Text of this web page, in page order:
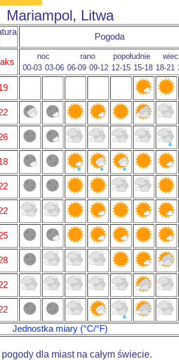
Mariampol, Litwa
Pogoda
noc rano popołudnie
00-03 03-06 06-09 09-12 12-15 15-18 18-21
Jednostka miary (°C/°F)
dla miast na całym świecie.